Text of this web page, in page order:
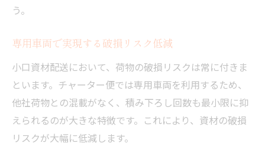
う。
専用車両で実現する破損リスク低減
小口資材配送において、荷物の破損リスクは常に付きま
といます。チャーター便では専用車両を利用するため、
他社荷物との混載がなく、積み下ろし回数も最小限に抑
えられるのが大きな特徴です。これにより、資材の破損
リスクが大幅に低減します。